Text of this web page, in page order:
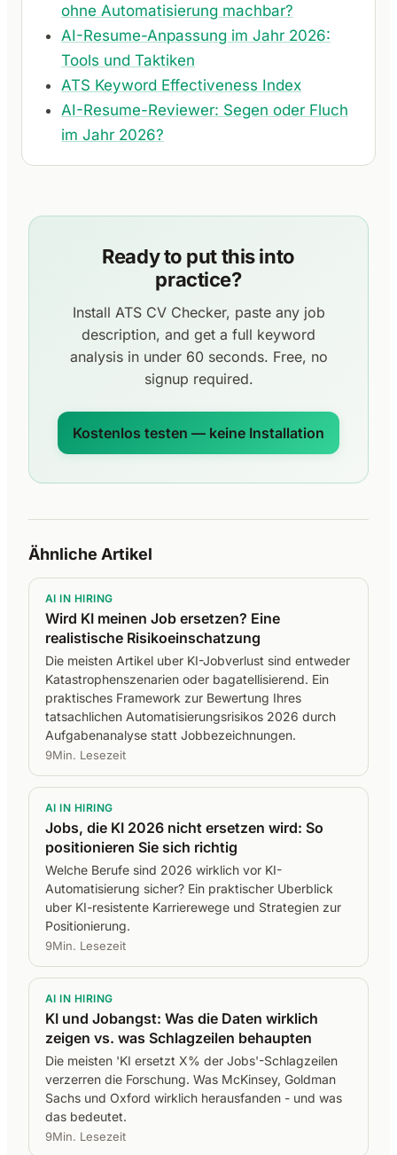
ohne Automatisierung machbar?
AI-Resume-Anpassung im Jahr 2026:
Tools und Taktiken
ATS Keyword Effectiveness Index
AI-Resume-Reviewer: Segen oder Fluch
im Jahr 2026?
Ready to put this into
practice?
Install ATS CV Checker, paste any job
description, and get a full keyword
analysis in under 60 seconds. Free, no
signup required.
Kostenlos testen — keine Installation
Ähnliche Artikel
AI IN HIRING
Wird KI meinen Job ersetzen? Eine
realistische Risikoeinschatzung
Die meisten Artikel uber KI-Jobverlust sind entweder
Katastrophenszenarien oder bagatellisierend. Ein
praktisches Framework zur Bewertung Ihres
tatsachlichen Automatisierungsrisikos 2026 durch
Aufgabenanalyse statt Jobbezeichnungen.
9Min. Lesezeit
AI IN HIRING
Jobs, die KI 2026 nicht ersetzen wird: So
positionieren Sie sich richtig
Welche Berufe sind 2026 wirklich vor KI-
Automatisierung sicher? Ein praktischer Uberblick
uber KI-resistente Karrierewege und Strategien zur
Positionierung.
9Min. Lesezeit
AI IN HIRING
KI und Jobangst: Was die Daten wirklich
zeigen vs. was Schlagzeilen behaupten
Die meisten 'KI ersetzt X% der Jobs'-Schlagzeilen
verzerren die Forschung. Was McKinsey, Goldman
Sachs und Oxford wirklich herausfanden - und was
das bedeutet.
9Min. Lesezeit